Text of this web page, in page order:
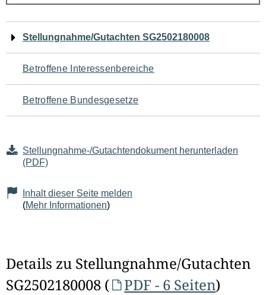
Navigation
für
den
Seiteninhalt
Stellungnahme/Gutachten SG2502180008
Betroffene Interessenbereiche
Betroffene Bundesgesetze
Stellungnahme-/Gutachtendokument herunterladen
(PDF)
Inhalt dieser Seite melden
(Mehr Informationen)
Details zu Stellungnahme/Gutachten
SG2502180008 (
PDF - 6 Seiten)